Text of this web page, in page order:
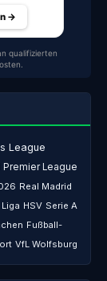
→
qualifizierten
League
Premier League
Real Madrid
Liga HSV Serie A
Fußball-
VfL Wolfsburg